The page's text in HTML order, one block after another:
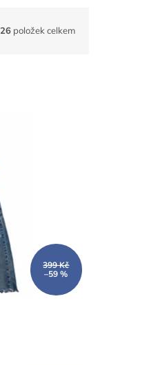
26 položek celkem
399 Kč
–59 %